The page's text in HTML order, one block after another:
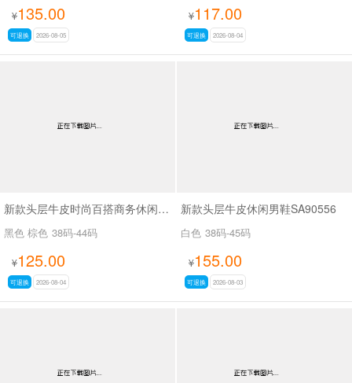
¥135.00
可退换 2026-08-05
¥117.00
可退换 2026-08-04
新款头层牛皮时尚百搭商务休闲男鞋SA8223
黑色 棕色 38码-44码
¥125.00
可退换 2026-08-04
新款头层牛皮休闲男鞋SA90556
白色 38码-45码
¥155.00
可退换 2026-08-03